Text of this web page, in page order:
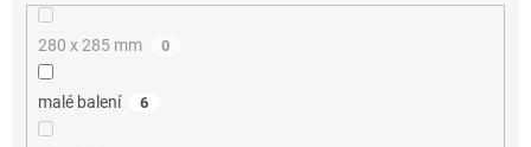
280 x 285 mm 0
malé balení 6